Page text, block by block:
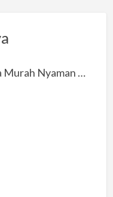
Kosan Wanita Murah Nyaman di Jakarta Selatan